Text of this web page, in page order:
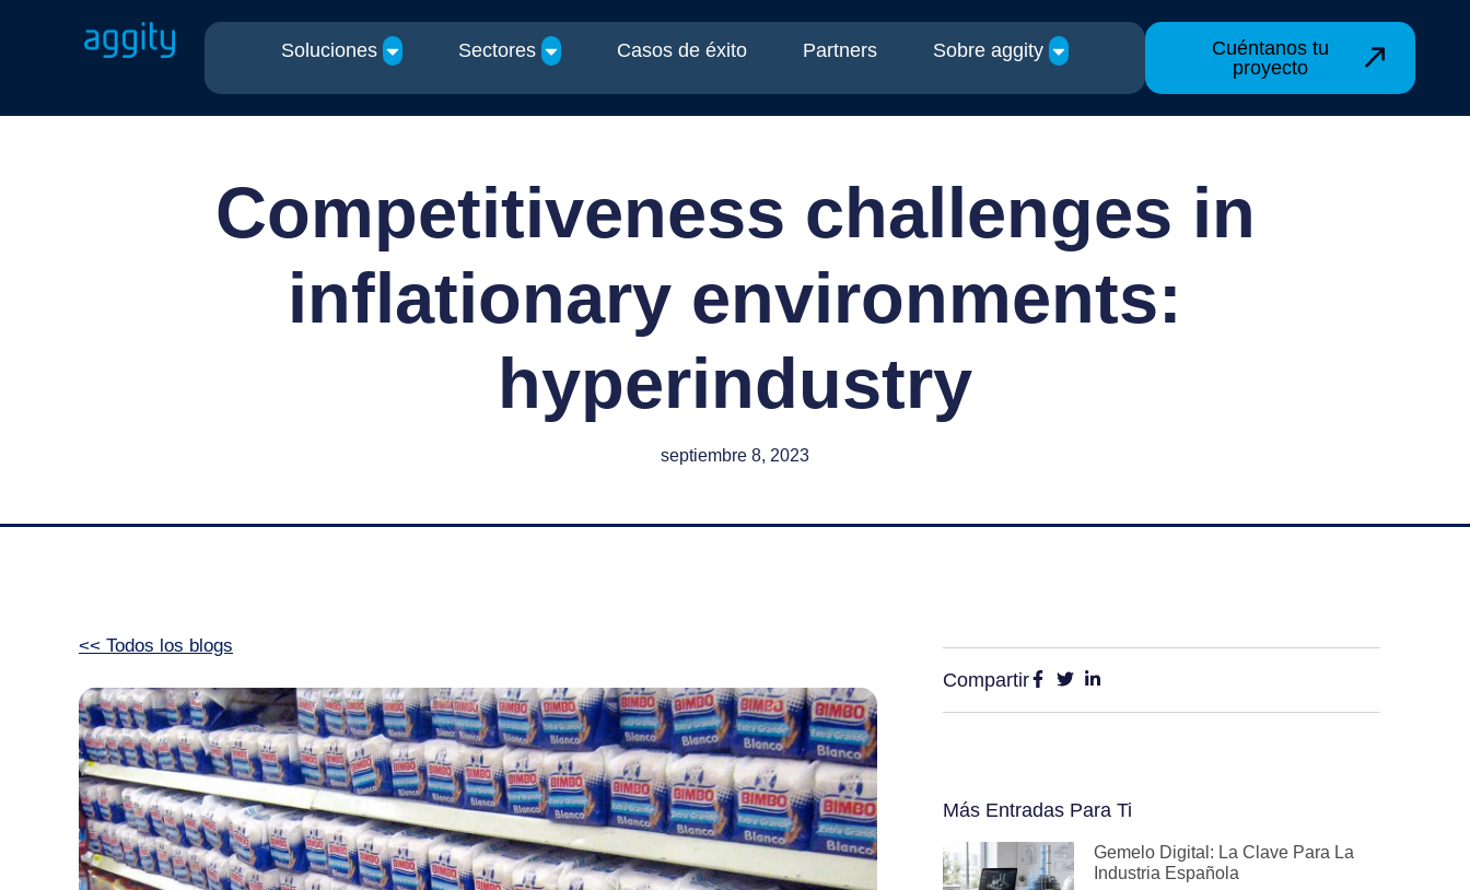
Soluciones Sectores Casos de éxito Partners Sobre aggity
Cuéntanos tu
proyecto
Competitiveness challenges in
inflationary environments:
hyperindustry
septiembre 8, 2023
<< Todos los blogs
Compartir
Más Entradas Para Ti
Gemelo Digital: La Clave Para La
Industria Española